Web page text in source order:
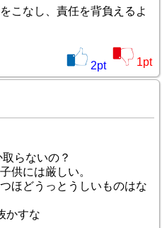
こなし、責任を背負えるよ
2pt 1pt
らないの？
供には厳しい。
ほどうっとうしいものはな
かすな